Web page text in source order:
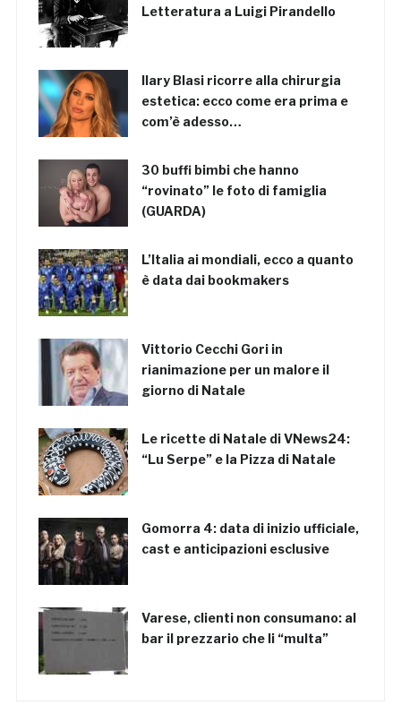
Letteratura a Luigi Pirandello
Ilary Blasi ricorre alla chirurgia
estetica: ecco come era prima e
com’è adesso…
30 buffi bimbi che hanno
“rovinato” le foto di famiglia
(GUARDA)
L’Italia ai mondiali, ecco a quanto
è data dai bookmakers
Vittorio Cecchi Gori in
rianimazione per un malore il
giorno di Natale
Le ricette di Natale di VNews24:
“Lu Serpe” e la Pizza di Natale
Gomorra 4: data di inizio ufficiale,
cast e anticipazioni esclusive
Varese, clienti non consumano: al
bar il prezzario che li “multa”